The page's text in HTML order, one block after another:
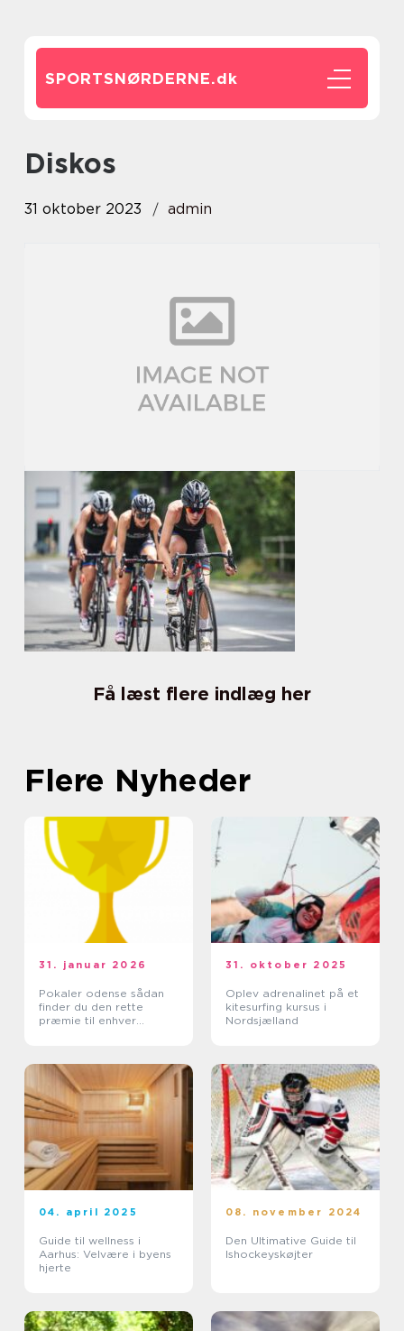
SPORTSNØRDERNE.dk
diskos
31 oktober 2023 admin
Få læst flere indlæg her
Flere Nyheder
31. januar 2026
Pokaler odense sådan
finder du den rette
præmie til enhver
31. oktober 2025
Oplev adrenalinet på et
kitesurfing kursus i
Nordsjælland
04. april 2025
Guide til wellness i
Aarhus: Velvære i byens
hjerte
08. november 2024
Den Ultimative Guide til
Ishockeyskøjter